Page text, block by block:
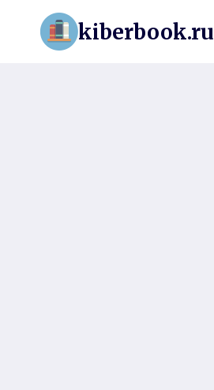
Перейти
содержимому
kiberbook.ru